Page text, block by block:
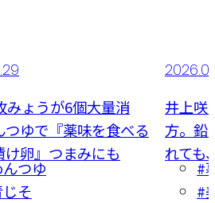
みょうが6個大量消
つゆで『薬味を食べる
け卵』つまみにも
つゆ
そ
井上咲
方。鉛
れても
#
#